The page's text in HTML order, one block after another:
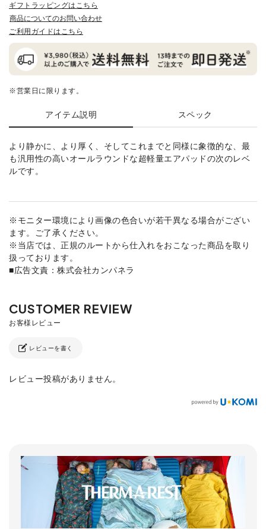
ギフトラッピングはこちら
商品についてのお問い合わせ
ご利用ガイドはこちら
※営業日に限ります。
アイテム説明 スペック
より静かに、より厚く、そしてこれまでと同様に象徴的な、最
も汎用性の高いオールラウンドな超軽量エアパッドの次のレベ
ルです。
※モニター環境により画像の色合いが若干異なる場合がござい
ます。ご了承ください。
※当店では、正規のルートから仕入れをおこなった商品を取り
扱っております。
■広告文責：株式会社カンパネラ
レビューを書く
レビュー投稿がありません。